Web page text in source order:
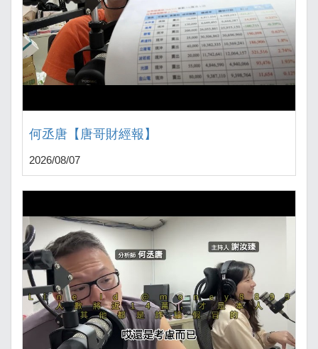
何丞唐【唐哥財經報】
2026/08/07